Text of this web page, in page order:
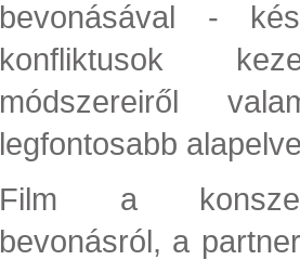
bevonásával -
konfliktusok
módszereiről
legfontosabb
Film a
bevonásról, a